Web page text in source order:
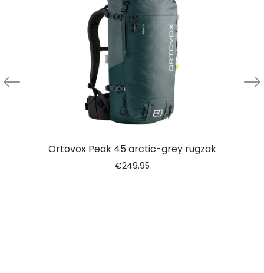
Ortovox Peak 45 arctic-grey rugzak
€249.95